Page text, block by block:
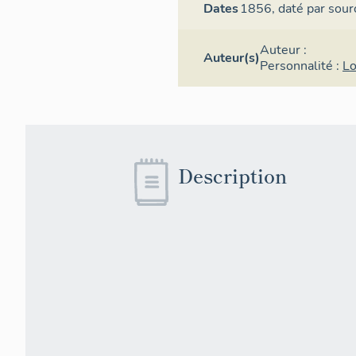
Dates1856,daté par
Auteur(s)Auteur :
Personnalité :
Description